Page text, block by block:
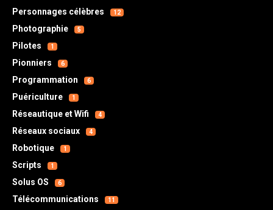
Personnages célèbres 12
Photographie 5
Pilotes 1
Pionniers 6
Programmation 6
Puériculture 1
Réseautique et Wifi 4
Réseaux sociaux 4
Robotique 1
Scripts 1
Solus OS 6
Télécommunications 11